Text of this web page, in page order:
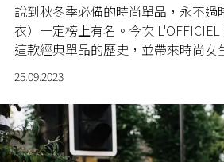
說到秋冬季必備的時尚單品，永不過
衣）一定榜上有名。今次
這款經典單品的歷史，並帶來時尚女
25.09.2023